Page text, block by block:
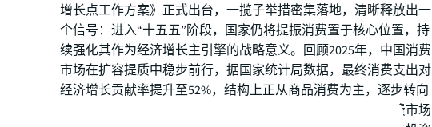
增长点工作方案》正式出台，一揽子举措密集落地，清晰释放出一
个信号：进入“十五五”阶段，国家仍将提振消费置于核心位置，持
续强化其作为经济增长主引擎的战略意义。回顾2025年，中国消费
市场在扩容提质中稳步前行，据国家统计局数据，最终消费支出对
经济增长贡献率提升至52%，结构上正从商品消费为主，逐步转向
商品与服务并重的新格局。这一结构性变化，不仅重塑了消费市场